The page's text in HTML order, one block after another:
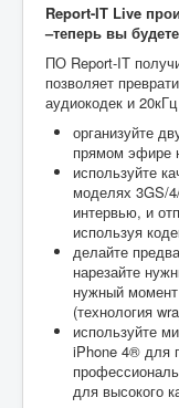
Report-IT Live
–теперь вы
ПО Report-IT
позволяет
аудиокодек и
организуйте
прямом эфире
используйте
моделях 3GS/
интервью, и
используя
делайте
нарезайте
нужный
(технология
используйте
iPhone 4® для
для высокого